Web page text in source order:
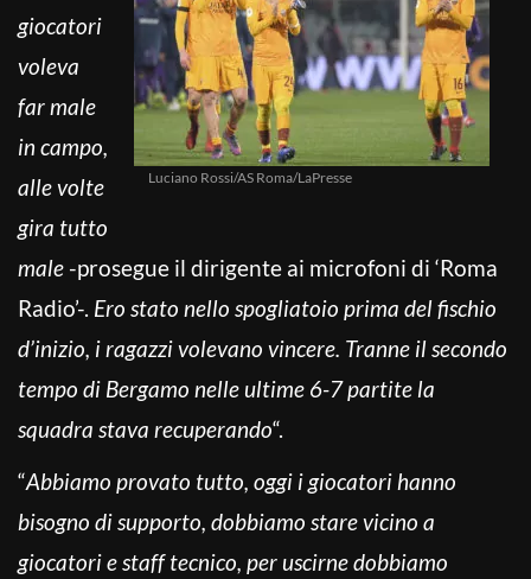
Luciano Rossi/AS Roma/LaPresse
giocatori
voleva
far male
in campo,
alle volte
gira tutto
male -prosegue il dirigente ai microfoni di ‘Roma
Radio’-. Ero stato nello spogliatoio prima del fischio
d’inizio, i ragazzi volevano vincere. Tranne il secondo
tempo di Bergamo nelle ultime 6-7 partite la
squadra stava recuperando“.
“Abbiamo provato tutto, oggi i giocatori hanno
bisogno di supporto, dobbiamo stare vicino a
giocatori e staff tecnico, per uscirne dobbiamo